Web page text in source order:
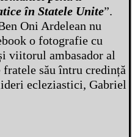
în Statele Unite”.
Oni Ardelean nu
o fotografie cu
viitorul ambasador al
său întru credință
ecleziastici, Gabriel